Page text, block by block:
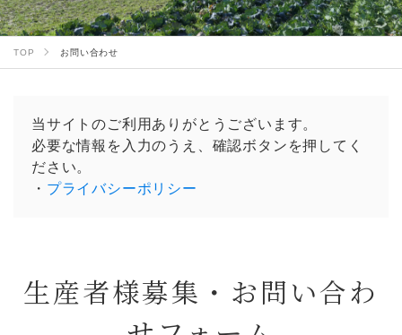
TOP お問い合わせ
当サイトのご利用ありがとうございます。
必要な情報を入力のうえ、確認ボタンを押してく
ださい。
・ プライバシーポリシー
生産者様募集・お問い合わ